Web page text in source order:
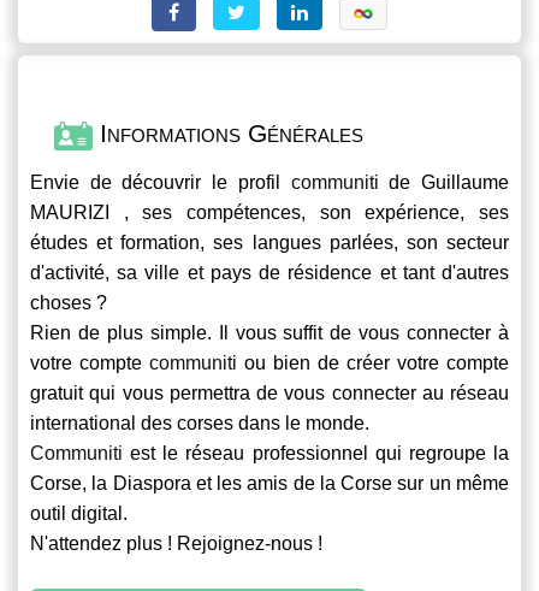
Informations Générales
Envie de découvrir le profil communiti de Guillaume
MAURIZI , ses compétences, son expérience, ses
études et formation, ses langues parlées, son secteur
d'activité, sa ville et pays de résidence et tant d'autres
choses ?
Rien de plus simple. Il vous suffit de vous connecter à
votre compte communiti ou bien de créer votre compte
gratuit qui vous permettra de vous connecter au réseau
international des corses dans le monde.
Communiti est le réseau professionnel qui regroupe la
Corse, la Diaspora et les amis de la Corse sur un même
outil digital.
N'attendez plus ! Rejoignez-nous !